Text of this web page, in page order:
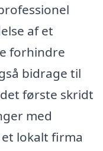
af et
forhindre
bidrage til
første skridt
med
lokalt firma